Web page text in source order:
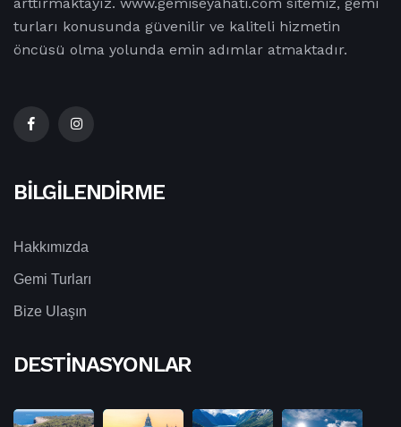
turları konusunda güvenilir ve kaliteli hizmetin
öncüsü olma yolunda emin adımlar atmaktadır.
BILGILENDIRME
Hakkımızda
Gemi Turları
Bize Ulaşın
DESTINASYONLAR